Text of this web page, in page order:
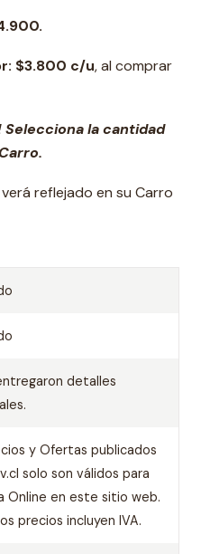
$3.800 c/u, al comprar
la cantidad
reflejado en su Carro
detalles
y Ofertas publicados
solo son válidos para
Online en este sitio web.
precios incluyen IVA.